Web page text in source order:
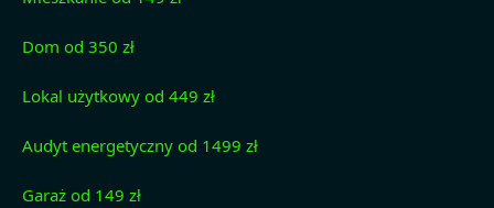
Dom od 350 zł
Lokal użytkowy od 449 zł
Audyt energetyczny od 1499 zł
Garaż od 149 zł